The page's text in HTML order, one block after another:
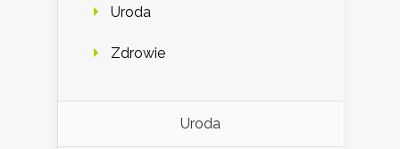
Uroda
Zdrowie
Uroda